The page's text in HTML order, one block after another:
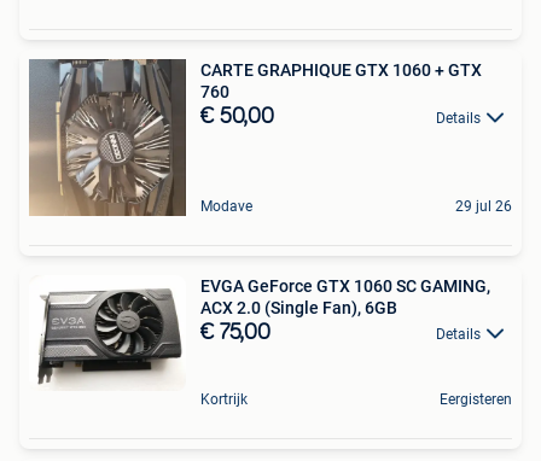
CARTE GRAPHIQUE GTX 1060 + GTX
760
€ 50,00 Details
Modave 29 jul 26
EVGA GeForce GTX 1060 SC GAMING,
ACX 2.0 (Single Fan), 6GB
€ 75,00 Details
Kortrijk Eergisteren